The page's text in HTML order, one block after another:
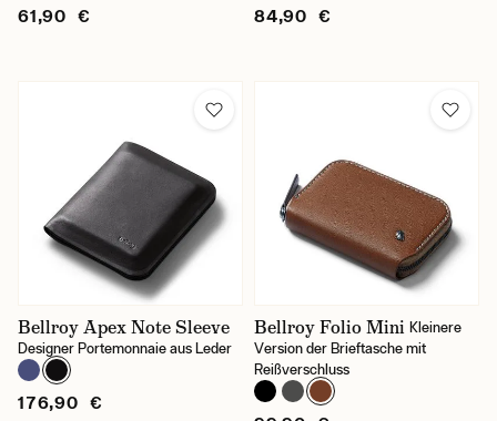
Slim Sleeve
Slimwallet
Twinwallet
Geldbeutel Merkmale
für gefaltete Geldscheine
61,90 € 84,90 €
Bellroy Apex Note Sleeve
Designer Portemonnaie aus Leder
176,90 €
Bellroy Folio Mini Kleinere
Version der Brieftasche mit
Reißverschluss